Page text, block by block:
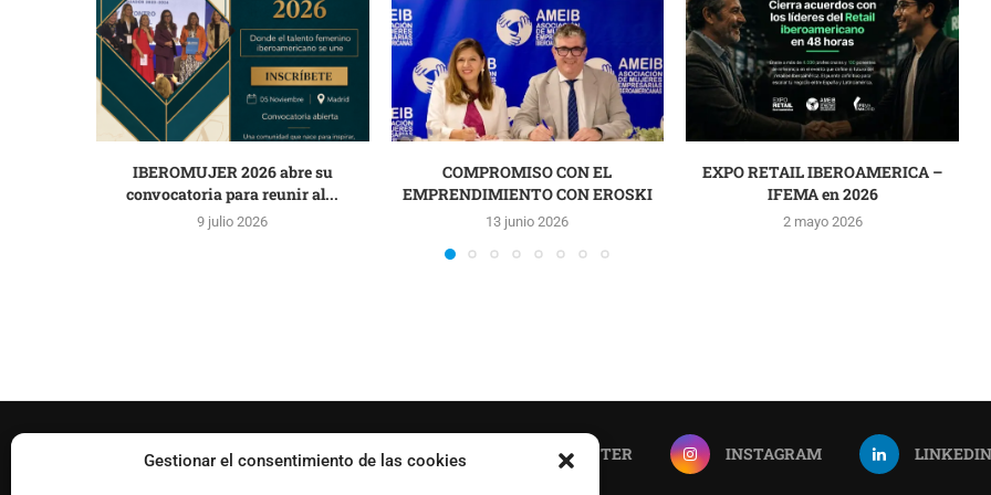
Gestionar el consentimiento de las cookies
IBEROMUJER 2026 abre su
convocatoria para reunir al...
9 julio 2026
COMPROMISO CON EL
EMPRENDIMIENTO CON EROSKI
13 junio 2026
EXPO RETAIL IBEROAMERICA –
IFEMA en 2026
2 mayo 2026
FACEBOOK TWITTER INSTAGRAM LINKEDIN